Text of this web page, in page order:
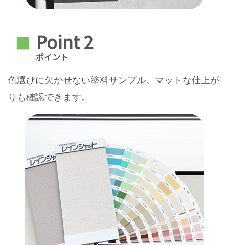
■ Point 2
ポイント
色選びに欠かせない塗料サンプル。マットな仕上が
りも確認できます。